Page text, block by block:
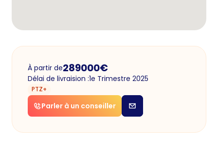
À partir de289000€
Délai de livraision :1e Trimestre 2025
PTZ+
Parler à un conseiller